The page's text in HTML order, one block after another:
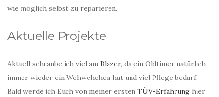
wie möglich selbst zu reparieren.
Aktuelle Projekte
Aktuell schraube ich viel am Blazer, da ein Oldtimer natürlich
immer wieder ein Wehwehchen hat und viel Pflege bedarf.
Bald werde ich Euch von meiner ersten TÜV-Erfahrung hier